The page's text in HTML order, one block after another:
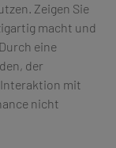
Zeigen Sie
macht und
eine
der
mit
nicht